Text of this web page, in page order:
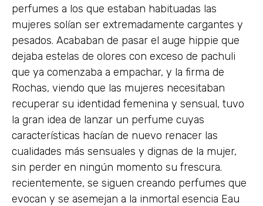
perfumes a los que estaban habituadas las
mujeres solían ser extremadamente cargantes y
pesados. Acababan de pasar el auge hippie que
dejaba estelas de olores con exceso de pachuli
que ya comenzaba a empachar, y la firma de
Rochas, viendo que las mujeres necesitaban
recuperar su identidad femenina y sensual, tuvo
la gran idea de lanzar un perfume cuyas
características hacían de nuevo renacer las
cualidades más sensuales y dignas de la mujer,
sin perder en ningún momento su frescura.
recientemente, se siguen creando perfumes que
evocan y se asemejan a la inmortal esencia Eau